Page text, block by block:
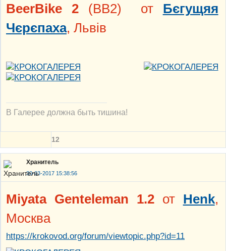
BeerBike 2(BB2) от Бєгущяя
Чєрєпаха, Львiв
В Галерее должна быть тишина!
12
Хранитель
30-03-2017 15:38:56
Miyata Genteleman 1.2от Henk,
Москва
https://krokovod.org/forum/viewtopic.php?id=11